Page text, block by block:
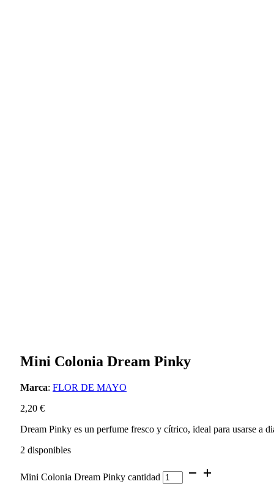
Mini Colonia Dream Pinky
Marca: FLOR DE MAYO
2,20 €
Dream Pinky es un perfume fresco y cítrico, ideal para usarse a
2 disponibles
Mini Colonia Dream Pinky cantidad